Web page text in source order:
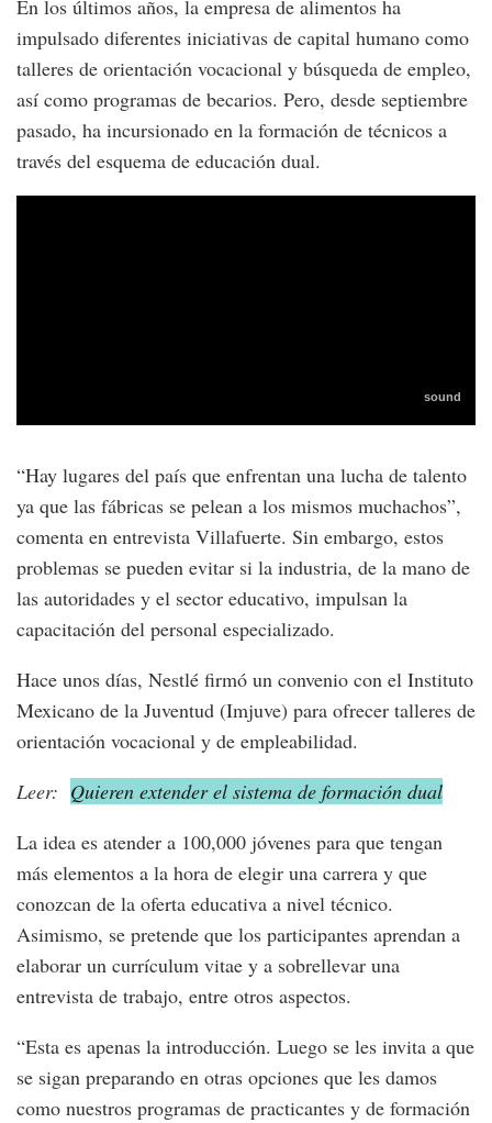
En los últimos años, la empresa de alimentos ha
impulsado diferentes iniciativas de capital humano como
talleres de orientación vocacional y búsqueda de empleo,
así como programas de becarios. Pero, desde septiembre
pasado, ha incursionado en la formación de técnicos a
través del esquema de educación dual.
“Hay lugares del país que enfrentan una lucha de talento
ya que las fábricas se pelean a los mismos muchachos”,
comenta en entrevista Villafuerte. Sin embargo, estos
problemas se pueden evitar si la industria, de la mano de
las autoridades y el sector educativo, impulsan la
capacitación del personal especializado.
Hace unos días, Nestlé firmó un convenio con el Instituto
Mexicano de la Juventud (Imjuve) para ofrecer talleres de
orientación vocacional y de empleabilidad.
Leer: Quieren extender el sistema de formación dual
La idea es atender a 100,000 jóvenes para que tengan
más elementos a la hora de elegir una carrera y que
conozcan de la oferta educativa a nivel técnico.
Asimismo, se pretende que los participantes aprendan a
elaborar un currículum vitae y a sobrellevar una
entrevista de trabajo, entre otros aspectos.
“Esta es apenas la introducción. Luego se les invita a que
se sigan preparando en otras opciones que les damos
como nuestros programas de practicantes y de formación